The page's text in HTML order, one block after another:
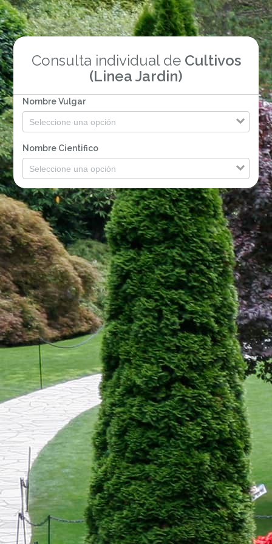
Consulta individual de Cultivos
(Linea Jardin)
Nombre Vulgar
Nombre Cientifico